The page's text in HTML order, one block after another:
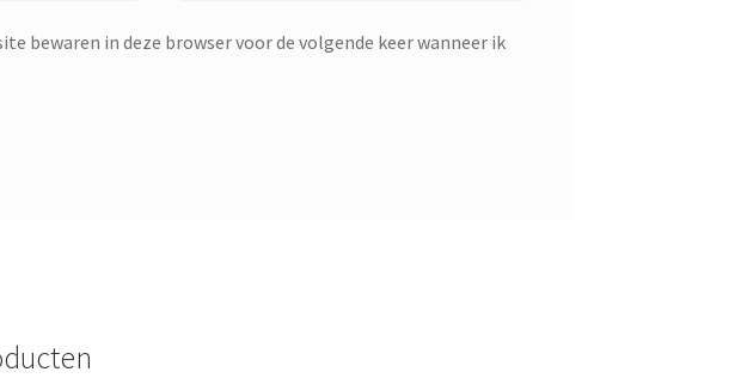
bewaren in deze browser voor de volgende keer wanneer ik